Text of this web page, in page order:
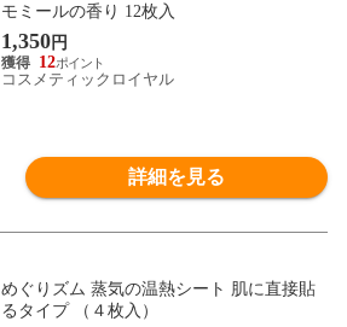
モミールの香り 12枚入
1,350円
12
コスメティックロイヤル
詳細を見る
めぐりズム 蒸気の温熱シート 肌に直接貼
るタイプ （４枚入）